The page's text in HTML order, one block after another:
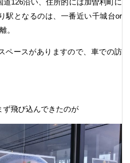
駅となるのは、一番近い千城台or
。
ペースがありますので、車での訪
ず飛び込んできたのが